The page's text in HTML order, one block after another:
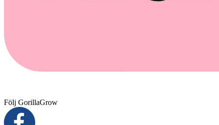
Följ GorillaGrow